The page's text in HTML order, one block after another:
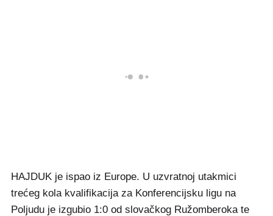
HAJDUK je ispao iz Europe. U uzvratnoj utakmici
trećeg kola kvalifikacija za Konferencijsku ligu na
Poljudu je izgubio 1:0 od slovačkog Ružomberoka te